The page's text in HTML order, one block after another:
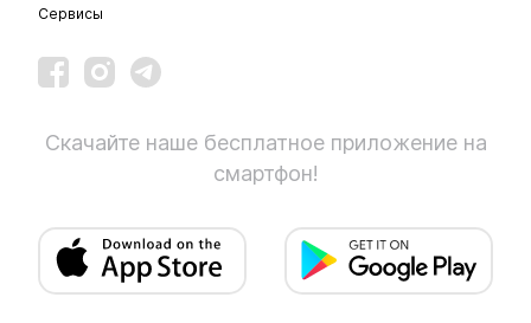
Сервисы
Скачайте наше бесплатное приложение на
смартфон!